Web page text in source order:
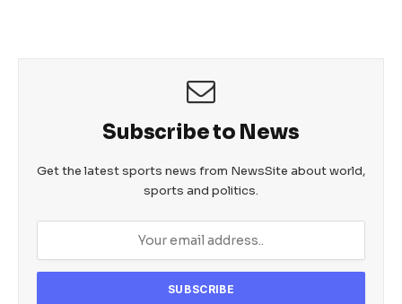
er
Subscribe to News
Get the latest sports news from NewsSite about world,
sports and politics.